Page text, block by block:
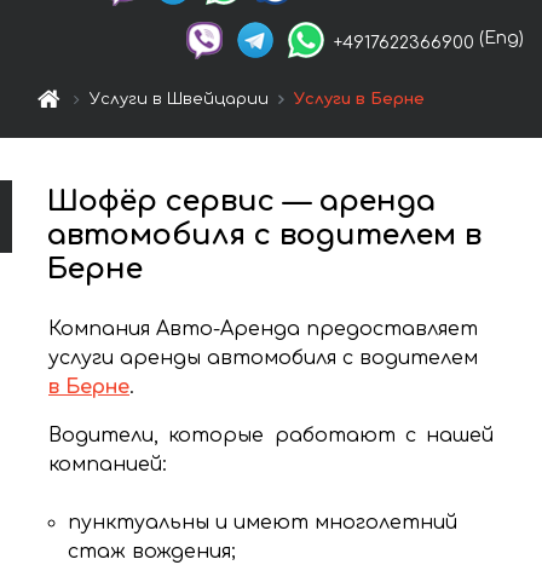
+4917622366900 (Eng)
Услуги в Швейцарии Услуги в Берне
Шофёр сервис — аренда
автомобиля с водителем в
Берне
Компания Авто-Аренда предоставляет
услуги аренды автомобиля с водителем
в Берне.
Водители, которые работают с нашей
компанией:
пунктуальны и имеют многолетний
стаж вождения;